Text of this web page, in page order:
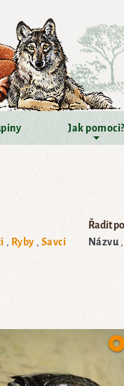
Jak pomoci?
Ryby Savci
Řadit
Názvu